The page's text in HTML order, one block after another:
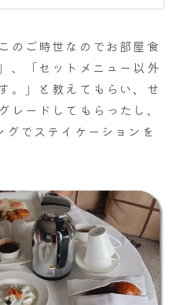
のご時世なのでお部屋食
、「セットメニュー以外
。」と教えてもらい、せ
レードしてもらったし、
でステイケーションを